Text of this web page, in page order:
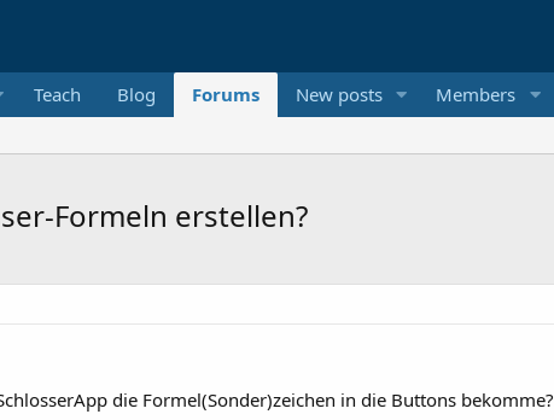
Teach Blog Forums New posts Members
Formeln erstellen?
die Formel(Sonder)zeichen in die Buttons bekomme?